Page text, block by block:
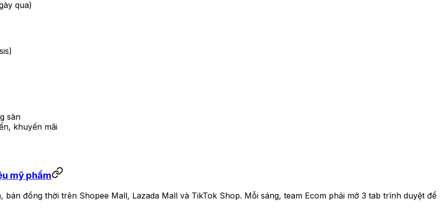
qua)
sàn
khuyến mãi
mỹ phẩm
đồng thời trên Shopee Mall, Lazada Mall và TikTok Shop. Mỗi sáng, team Ecom phải mở 3 tab trình duyệt để